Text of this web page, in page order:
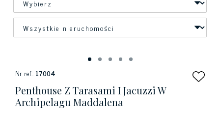
Nr ref.: 17004
Penthouse Z Tarasami I Jacuzzi W
Archipelagu Maddalena